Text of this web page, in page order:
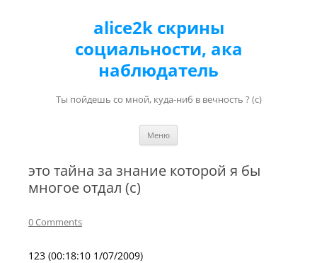
alice2k скрины
социальности, ака
наблюдатель
Ты пойдешь со мной, куда-ниб в вечность ? (с)
Меню
это тайна за знание которой я бы
многое отдал (c)
0 Comments
123 (00:18:10 1/07/2009)